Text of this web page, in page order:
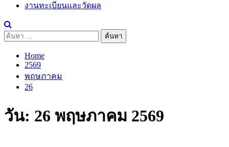
งานทะเบียนและวัดผล
ค้นหา
Home
2569
พฤษภาคม
26
วัน: 26 พฤษภาคม 2569